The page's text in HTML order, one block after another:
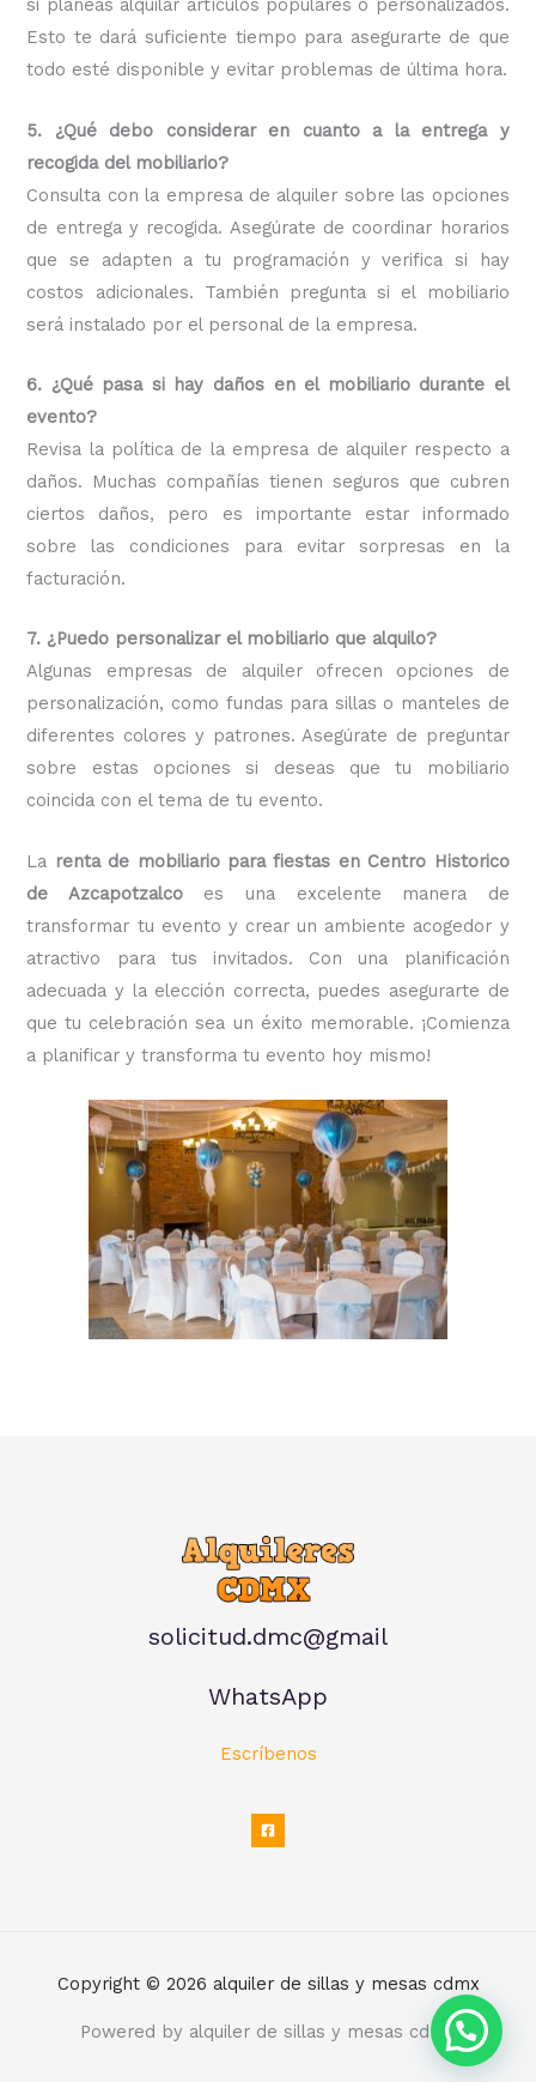
si planeas alquilar artículos populares o personalizados.
Esto te dará suficiente tiempo para asegurarte de que
todo esté disponible y evitar problemas de última hora.
5. ¿Qué debo considerar en cuanto a la entrega y
recogida del mobiliario?
Consulta con la empresa de alquiler sobre las opciones
de entrega y recogida. Asegúrate de coordinar horarios
que se adapten a tu programación y verifica si hay
costos adicionales. También pregunta si el mobiliario
será instalado por el personal de la empresa.
6. ¿Qué pasa si hay daños en el mobiliario durante el
evento?
Revisa la política de la empresa de alquiler respecto a
daños. Muchas compañías tienen seguros que cubren
ciertos daños, pero es importante estar informado
sobre las condiciones para evitar sorpresas en la
facturación.
7. ¿Puedo personalizar el mobiliario que alquilo?
Algunas empresas de alquiler ofrecen opciones de
personalización, como fundas para sillas o manteles de
diferentes colores y patrones. Asegúrate de preguntar
sobre estas opciones si deseas que tu mobiliario
coincida con el tema de tu evento.
La renta de mobiliario para fiestas en Centro Historico
de Azcapotzalco es una excelente manera de
transformar tu evento y crear un ambiente acogedor y
atractivo para tus invitados. Con una planificación
adecuada y la elección correcta, puedes asegurarte de
que tu celebración sea un éxito memorable. ¡Comienza
a planificar y transforma tu evento hoy mismo!
solicitud.dmc@gmail
WhatsApp
Escríbenos
Copyright © 2026 alquiler de sillas y mesas cdmx
Powered by alquiler de sillas y mesas cdmx